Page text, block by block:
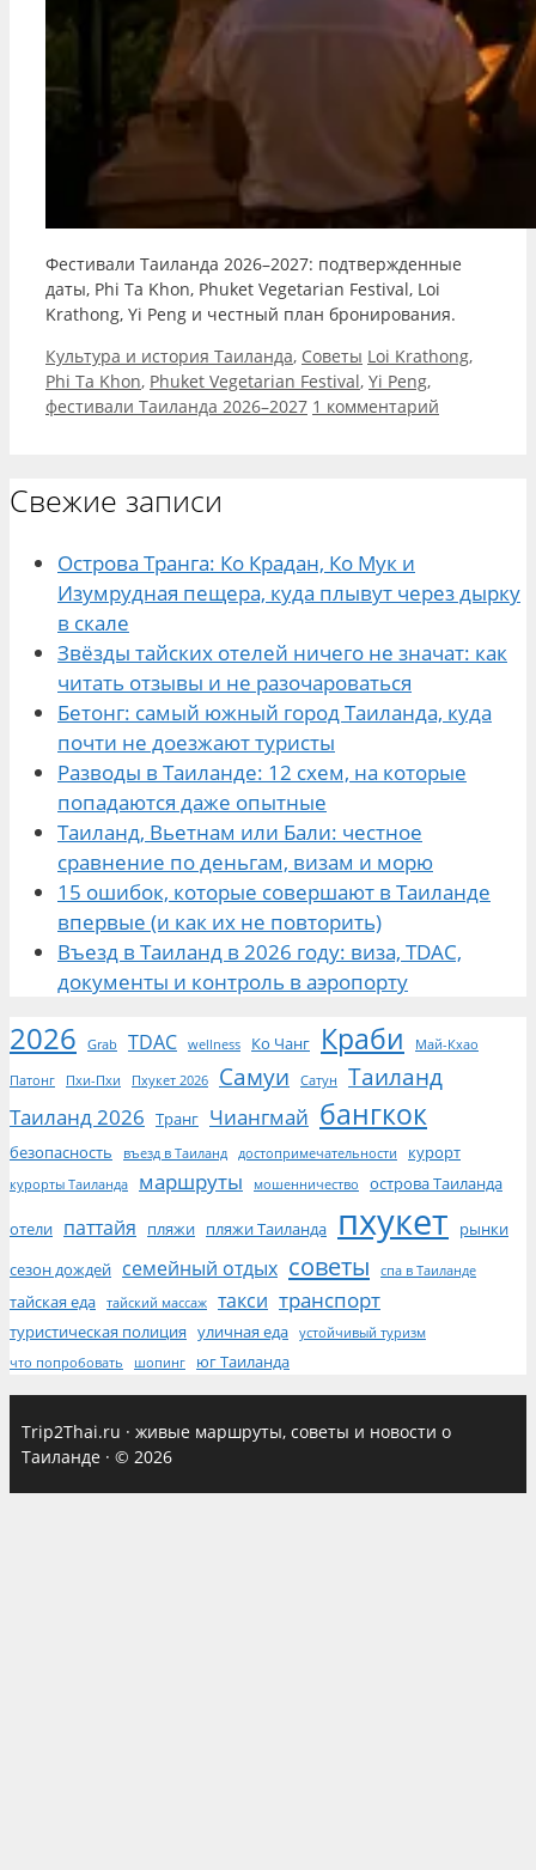
Фестивали Таиланда 2026–2027: подтвержденные
даты, Phi Ta Khon, Phuket Vegetarian Festival, Loi
Krathong, Yi Peng и честный план бронирования.
Рубрики
Культура и история Таиланда, Советы Метки
Loi Krathong,
Phi Ta Khon, Phuket Vegetarian Festival, Yi Peng,
фестивали Таиланда 2026–2027 1 комментарий
Свежие записи
Острова Транга: Ко Крадан, Ко Мук и
Изумрудная пещера, куда плывут через дырку
в скале
Звёзды тайских отелей ничего не значат: как
читать отзывы и не разочароваться
Бетонг: самый южный город Таиланда, куда
почти не доезжают туристы
Разводы в Таиланде: 12 схем, на которые
попадаются даже опытные
Таиланд, Вьетнам или Бали: честное
сравнение по деньгам, визам и морю
15 ошибок, которые совершают в Таиланде
впервые (и как их не повторить)
Въезд в Таиланд в 2026 году: виза, TDAC,
документы и контроль в аэропорту
2026 Grab TDAC wellness Ко Чанг Краби Май-Кхао
Патонг Пхи-Пхи Пхукет 2026 Самуи Сатун Таиланд
Таиланд 2026 Транг Чиангмай бангкок
безопасность въезд в Таиланд достопримечательности курорт
курорты Таиланда маршруты мошенничество острова Таиланда
отели паттайя пляжи пляжи Таиланда пхукет
рынки
сезон дождей семейный отдых советы спа в Таиланде
тайская еда тайский массаж такси транспорт
туристическая полиция уличная еда
устойчивый туризм
что попробовать
шопинг юг Таиланда
Trip2Thai.ru · живые маршруты, советы и новости о
Таиланде · © 2026